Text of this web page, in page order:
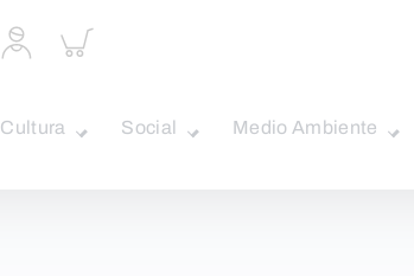
Acceder
a
Inspeccionar
carrito
Cultura Social Medio Ambiente